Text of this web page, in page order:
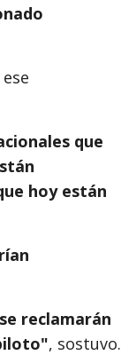
que
hoy están
reclamarán
, sostuvo.